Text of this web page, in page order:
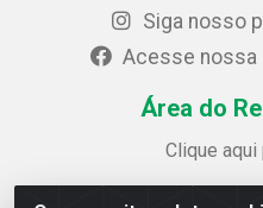
Siga nosso
Acesse nossa
Área do
Clique aqui